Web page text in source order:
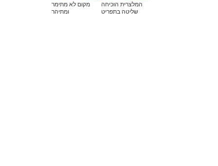
המלצרית הוכיחה
שליטה בתפריט
מקום לא מתימר
ומתיהר